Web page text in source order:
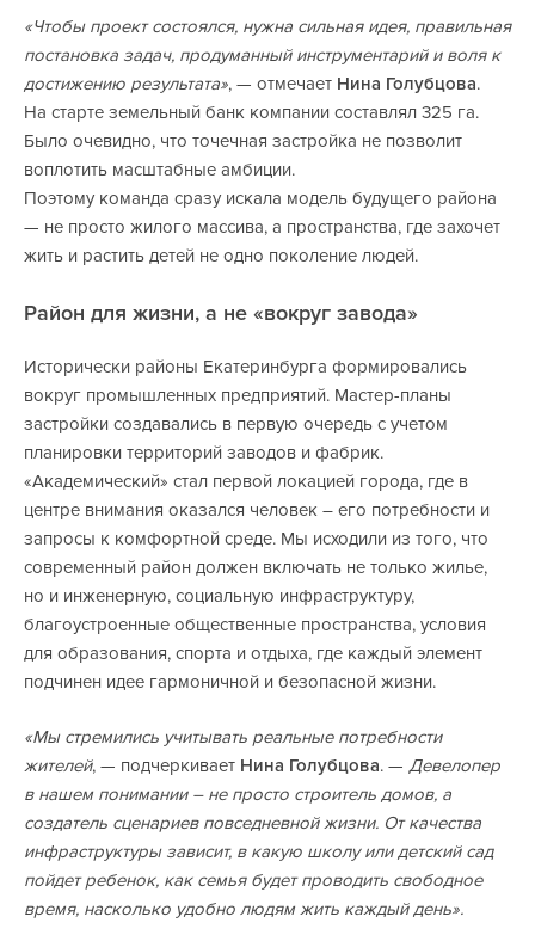
«Чтобы проект состоялся, нужна сильная идея, правильная
постановка задач, продуманный инструментарий и воля к
достижению результата», — отмечает Нина Голубцова.
На старте земельный банк компании составлял 325 га.
Было очевидно, что точечная застройка не позволит
воплотить масштабные амбиции.
Поэтому команда сразу искала модель будущего района
— не просто жилого массива, а пространства, где захочет
жить и растить детей не одно поколение людей.
Район для жизни, а не «вокруг завода»
Исторически районы Екатеринбурга формировались
вокруг промышленных предприятий. Мастер-планы
застройки создавались в первую очередь с учетом
планировки территорий заводов и фабрик.
«Академический» стал первой локацией города, где в
центре внимания оказался человек – его потребности и
запросы к комфортной среде. Мы исходили из того, что
современный район должен включать не только жилье,
но и инженерную, социальную инфраструктуру,
благоустроенные общественные пространства, условия
для образования, спорта и отдыха, где каждый элемент
подчинен идее гармоничной и безопасной жизни.
«Мы стремились учитывать реальные потребности
жителей, — подчеркивает Нина Голубцова. — Девелопер
в нашем понимании – не просто строитель домов, а
создатель сценариев повседневной жизни. От качества
инфраструктуры зависит, в какую школу или детский сад
пойдет ребенок, как семья будет проводить свободное
время, насколько удобно людям жить каждый день».